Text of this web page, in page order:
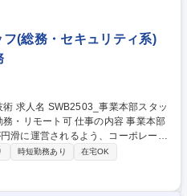
』
(総務・セキュリティ系)
タッ
仕事の内容 事業本部
滑に運営されるよう、コーポレート
立・改善・管理を行う業務です。 総
業務推進・サポートをご担当いただ
・管理/押印管理/日常業務推進 ■セ
リティ対応 ■PMO系：プロジェクト
時短勤務あり
在宅OK